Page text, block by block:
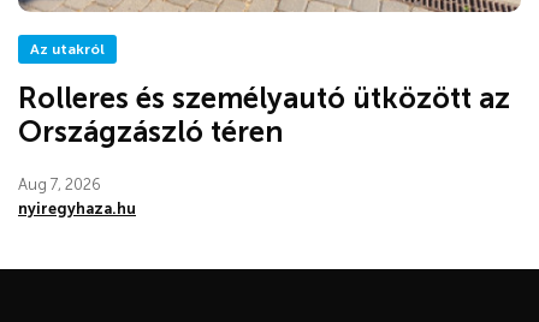
Az utakról
Rolleres és személyautó ütközött az
Országzászló téren
Aug 7, 2026
nyiregyhaza.hu